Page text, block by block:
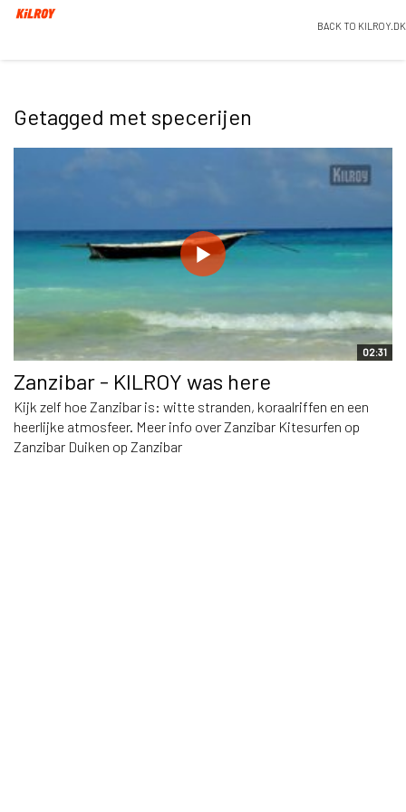
BACK TO KILROY.DK
Getagged met specerijen
02:31
Zanzibar - KILROY was here
Kijk zelf hoe Zanzibar is: witte stranden, koraalriffen en een
heerlijke atmosfeer. Meer info over Zanzibar Kitesurfen op
Zanzibar Duiken op Zanzibar